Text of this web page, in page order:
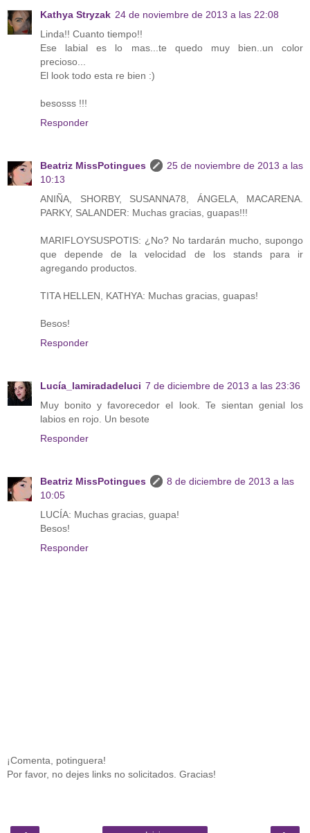
Kathya Stryzak 24 de noviembre de 2013 a las 22:08
Linda!! Cuanto tiempo!!
Ese labial es lo mas...te quedo muy bien..un color
precioso...
El look todo esta re bien :)
besosss !!!
Responder
Beatriz MissPotingues
25 de noviembre de 2013 a las
10:13
ANIÑA, SHORBY, SUSANNA78, ÁNGELA, MACARENA.
PARKY, SALANDER: Muchas gracias, guapas!!!
MARIFLOYSUSPOTIS: ¿No? No tardarán mucho, supongo
que depende de la velocidad de los stands para ir
agregando productos.
TITA HELLEN, KATHYA: Muchas gracias, guapas!
Besos!
Responder
Lucía_lamiradadeluci 7 de diciembre de 2013 a las 23:36
Muy bonito y favorecedor el look. Te sientan genial los
labios en rojo. Un besote
Responder
Beatriz MissPotingues
8 de diciembre de 2013 a las
10:05
LUCÍA: Muchas gracias, guapa!
Besos!
Responder
¡Comenta, potinguera!
Por favor, no dejes links no solicitados. Gracias!